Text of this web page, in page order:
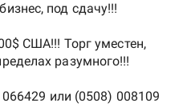
под сдачу!!!
США!!! Торг уместен,
разумного!!!
или (0508) 008109